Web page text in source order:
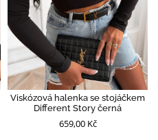
Viskózová halenka se stojáčkem
Different Story černá
659,00 Kč